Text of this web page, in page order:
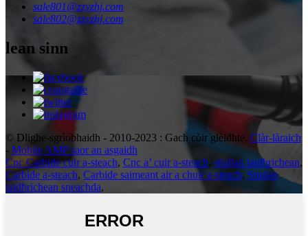
sale801@zzyzhj.com
sale802@zzyzhj.com
lean sinn
© Dlighe-sgrìobhaidh - 2010-2023 : Gach còir glèidhte. Clàr-làraich
- Mobile AMP saor an asgaidh
Cnc Carbide cuir a-steach, Cnc a’ cuir a-steach, stiallan taidhrichean,
Carbide a-steach, Carbide saimeant air a chuir a-steach, Studan
taidhrichean sneachda,